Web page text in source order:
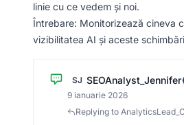
linie cu ce vedem și noi.
Întrebare: Monitorizează cineva
vizibilitatea AI și aceste
SJ SEOAnalyst_Jennifer
9 ianuarie 2026
Replying to